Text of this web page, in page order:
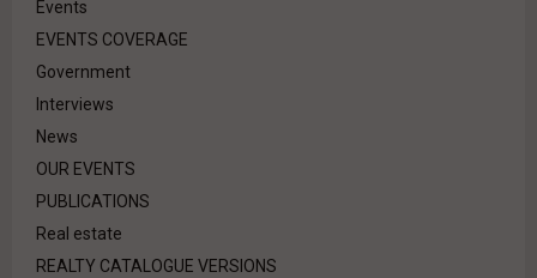
Events
EVENTS COVERAGE
Government
Interviews
News
OUR EVENTS
PUBLICATIONS
Real estate
REALTY CATALOGUE VERSIONS